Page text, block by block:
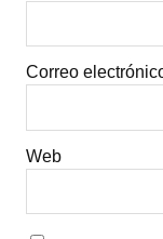
Correo
Web